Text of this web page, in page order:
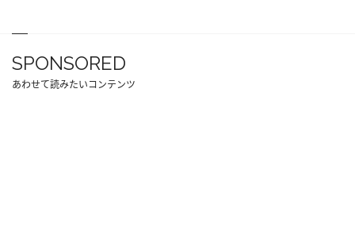
SPONSORED
あわせて読みたいコンテンツ